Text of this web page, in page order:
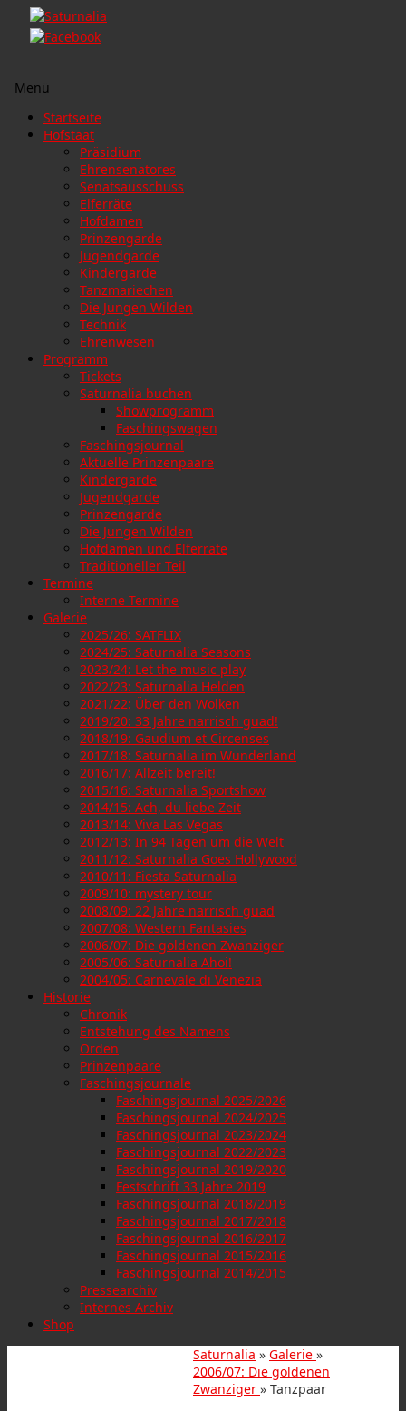
Menü
Zum
Inhalt
Startseite
Hofstaat
Präsidium
Ehrensenatores
Senatsausschuss
Elferräte
Hofdamen
Prinzengarde
Jugendgarde
Kindergarde
Tanzmariechen
Die Jungen Wilden
Technik
Ehrenwesen
Programm
Tickets
Saturnalia buchen
Showprogramm
Faschingswagen
Faschingsjournal
Aktuelle Prinzenpaare
Kindergarde
Jugendgarde
Prinzengarde
Die Jungen Wilden
Hofdamen und Elferräte
Traditioneller Teil
Termine
Interne Termine
Galerie
2025/26: SATFLIX
2024/25: Saturnalia Seasons
2023/24: Let the music play
2022/23: Saturnalia Helden
2021/22: Über den Wolken
2019/20: 33 Jahre narrisch guad!
2018/19: Gaudium et Circenses
2017/18: Saturnalia im Wunderland
2016/17: Allzeit bereit!
2015/16: Saturnalia Sportshow
2014/15: Ach, du liebe Zeit
2013/14: Viva Las Vegas
2012/13: In 94 Tagen um die Welt
2011/12: Saturnalia Goes Hollywood
2010/11: Fiesta Saturnalia
2009/10: mystery tour
2008/09: 22 Jahre narrisch guad
2007/08: Western Fantasies
2006/07: Die goldenen Zwanziger
2005/06: Saturnalia Ahoi!
2004/05: Carnevale di Venezia
Historie
Chronik
Entstehung des Namens
Orden
Prinzenpaare
Faschingsjournale
Faschingsjournal 2025/2026
Faschingsjournal 2024/2025
Faschingsjournal 2023/2024
Faschingsjournal 2022/2023
Faschingsjournal 2019/2020
Festschrift 33 Jahre 2019
Faschingsjournal 2018/2019
Faschingsjournal 2017/2018
Faschingsjournal 2016/2017
Faschingsjournal 2015/2016
Faschingsjournal 2014/2015
Pressearchiv
Internes Archiv
Shop
Saturnalia » Galerie »
2006/07: Die goldenen
Zwanziger » Tanzpaar